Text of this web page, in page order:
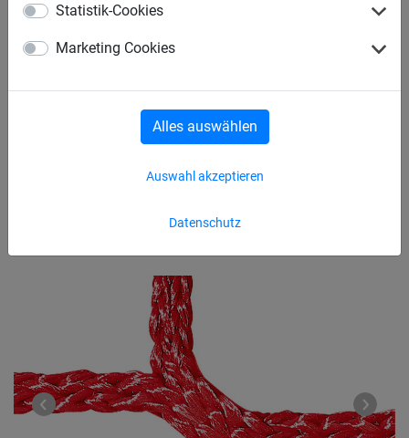
Statistik-Cookies
Marketing Cookies
Datenschutz
Auswahl akzeptieren
Alles auswählen
Seitenschutznetz aus PP, ca. 5
mm stark, Maschenweite 45
mm